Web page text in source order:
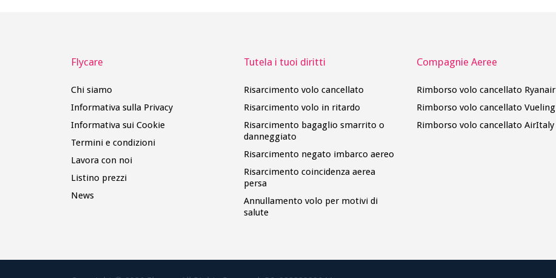
Flycare
Chi siamo
Informativa sulla Privacy
Informativa sui Cookie
Termini e condizioni
Lavora con noi
Listino prezzi
News
Tutela i tuoi diritti
Risarcimento volo cancellato
Risarcimento volo in ritardo
Risarcimento bagaglio smarrito o
danneggiato
Risarcimento negato imbarco aereo
Risarcimento coincidenza aerea
persa
Annullamento volo per motivi di
salute
Compagnie Aeree
Rimborso volo cancellato Ryanair
Rimborso volo cancellato Vueling
Rimborso volo cancellato AirItaly